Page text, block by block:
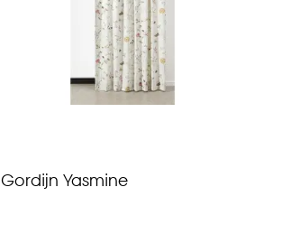
Gordijn Yasmine